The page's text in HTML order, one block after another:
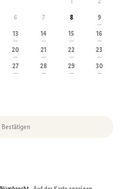
6 7 8 9
---
13
---
14
---
15
---
16
---
20
---
21
---
22
---
23
---
27
---
28
---
29
---
30
---
Bestätigen